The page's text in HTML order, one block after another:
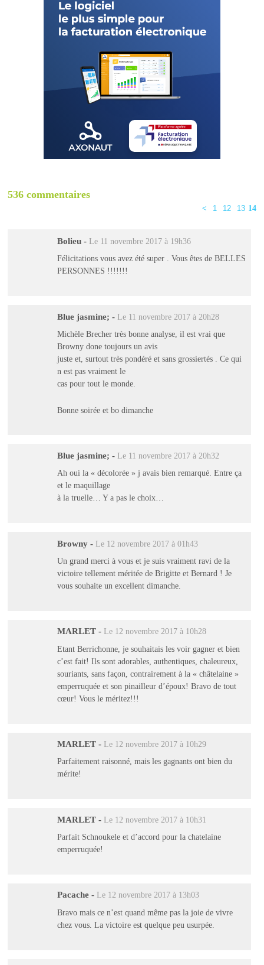
536 commentaires
< 1 12 13 14
Bolieu - Le 11 novembre 2017 à 19h36
Félicitations vous avez été super . Vous êtes de BELLES
PERSONNES !!!!!!!
Blue jasmine; - Le 11 novembre 2017 à 20h28
Michèle Brecher très bonne analyse, il est vrai que
Browny done toujours un avis
juste et, surtout très pondéré et sans grossiertés . Ce qui
n est pas vraiment le
cas pour tout le monde.
Bonne soirée et bo dimanche
Blue jasmine; - Le 11 novembre 2017 à 20h32
Ah oui la « décolorée » j avais bien remarqué. Entre ça
et le maquillage
à la truelle… Y a pas le choix…
Browny - Le 12 novembre 2017 à 01h43
Un grand merci à vous et je suis vraiment ravi de la
victoire tellement méritée de Brigitte et Bernard ! Je
vous souhaite un excellent dimanche.
MARLET - Le 12 novembre 2017 à 10h28
Etant Berrichonne, je souhaitais les voir gagner et bien
c’est fait! Ils sont adorables, authentiques, chaleureux,
souriants, sans façon, contrairement à la « châtelaine »
emperruquée et son pinailleur d’époux! Bravo de tout
cœur! Vous le méritez!!!
MARLET - Le 12 novembre 2017 à 10h29
Parfaitement raisonné, mais les gagnants ont bien du
mérite!
MARLET - Le 12 novembre 2017 à 10h31
Parfait Schnoukele et d’accord pour la chatelaine
emperruquée!
Pacache - Le 12 novembre 2017 à 13h03
Bravo mais ce n’est quand même pas la joie de vivre
chez vous. La victoire est quelque peu usurpée.